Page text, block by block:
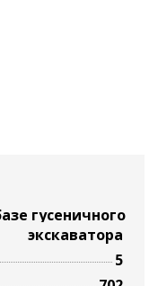
гусеничного
экскаватора
5